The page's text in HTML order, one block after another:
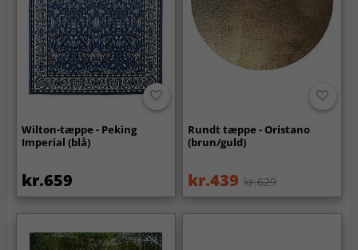
Wilton-tæppe - Peking
Imperial (blå)
kr.659
Rundt tæppe - Oristano
(brun/guld)
kr.439 kr.629